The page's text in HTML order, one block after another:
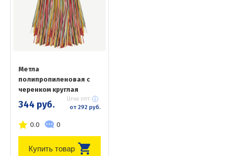
Метла
полипропиленовая с
черенком круглая
344 руб. Цена опт:
от 292 руб.
0.0 0
Купить товар